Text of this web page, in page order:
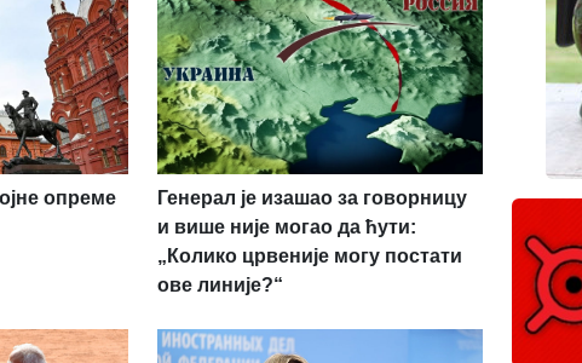
опреме
Генерал је изашао за говорницу
и више није могао да ћути:
„Колико црвеније могу постати
ове линије?“